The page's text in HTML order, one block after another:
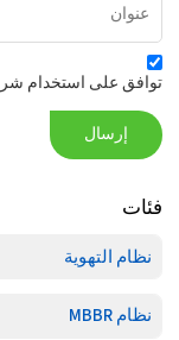
توافق على استخدام
إرسال
فئات
نظام التهوية
نظام MBBR